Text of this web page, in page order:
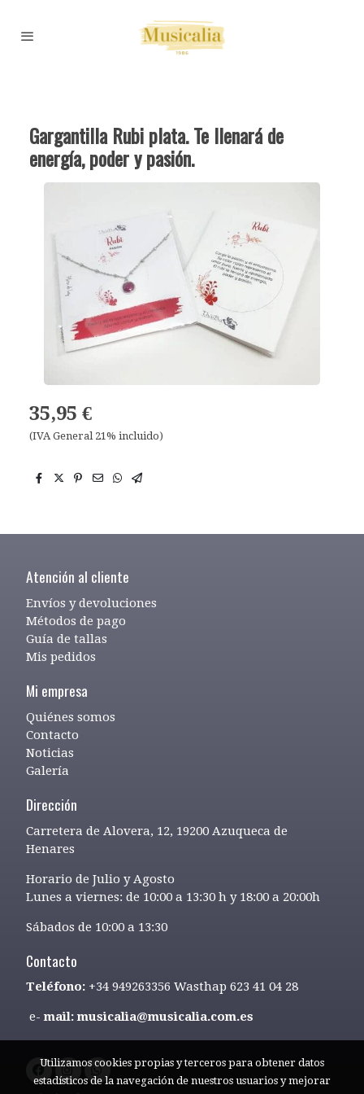
Gargantilla Rubi plata. Te llenará de
energía, poder y pasión.
35,95 €
(IVA General 21% incluido)
Atención al cliente
Envíos y devoluciones
Métodos de pago
Guía de tallas
Mis pedidos
Mi empresa
Quiénes somos
Contacto
Noticias
Galería
Dirección
Carretera de Alovera, 12, 19200 Azuqueca de
Henares
Horario de Julio y Agosto
Lunes a viernes: de 10:00 a 13:30 h y 18:00 a 20:00h
Sábados de 10:00 a 13:30
Contacto
Teléfono: +34 949263356 Wasthap 623 41 04 28
e-mail: musicalia@musicalia.com.es
Utilizamos cookies propias y terceros para obtener datos
estadísticos de la navegación de nuestros usuarios y mejorar